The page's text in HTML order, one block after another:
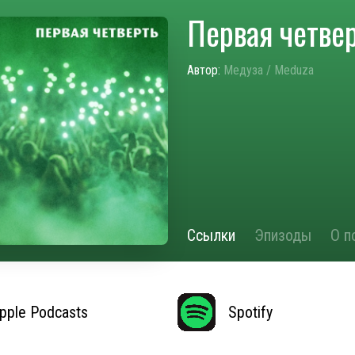
Первая
Автор: Медуза / Meduza
Ссылки Эпизоды О
Podcasts Spotify